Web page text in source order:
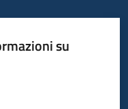
su